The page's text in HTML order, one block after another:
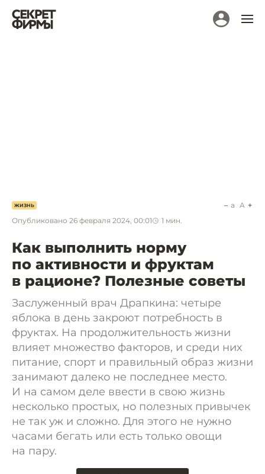
ЖИЗНЬ
Опубликовано 26 февраля 2024, 00:01 1 мин.
a A
Как выполнить норму
по активности и фруктам
в рационе? Полезные советы
Заслуженный врач Драпкина: четыре
яблока в день закроют потребность в
фруктах. На продолжительность жизни
влияет множество факторов, и среди них
питание, спорт и правильный образ жизни
занимают далеко не последнее место.
И на самом деле ввести в свою жизнь
несколько простых, но полезных привычек
не так уж и сложно. Для этого не нужно
часами бегать или есть только овощи
на пару.